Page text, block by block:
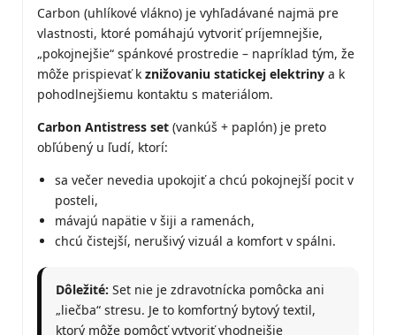
Carbon (uhlíkové vlákno) je vyhľadávané najmä pre
vlastnosti, ktoré pomáhajú vytvoriť príjemnejšie,
„pokojnejšie“ spánkové prostredie – napríklad tým, že
môže prispievať k znižovaniu statickej elektriny a k
pohodlnejšiemu kontaktu s materiálom.
Carbon Antistress set (vankúš + paplón) je preto
obľúbený u ľudí, ktorí:
sa večer nevedia upokojiť a chcú pokojnejší pocit v
posteli,
mávajú napätie v šiji a ramenách,
chcú čistejší, nerušivý vizuál a komfort v spálni.
Dôležité: Set nie je zdravotnícka pomôcka ani
„liečba“ stresu. Je to komfortný bytový textil,
ktorý môže pomôcť vytvoriť vhodnejšie